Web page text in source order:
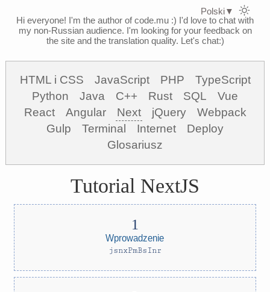
Hi everyone! I'm the author of code.mu :) I'd love to chat with
my non-Russian audience. I'm looking for your feedback on
the site and the translation quality. Let's chat:)
HTML i CSS JavaScript PHP
TypeScript
Python
Java C++ Rust SQL
Vue
React
Angular Next jQuery
Webpack
Gulp
Terminal Internet
Deploy
Glosariusz
Tutorial NextJS
Wprowadzenie
jsnxPmBsInr
Polski▼